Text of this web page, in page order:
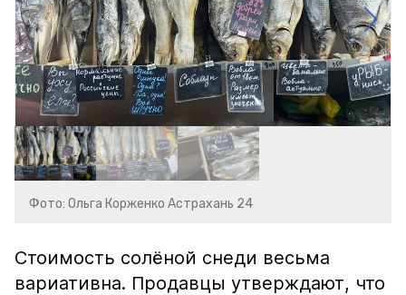
Фото: Ольга Корженко Астрахань 24
Стоимость солёной снеди весьма
вариативна. Продавцы утверждают, что